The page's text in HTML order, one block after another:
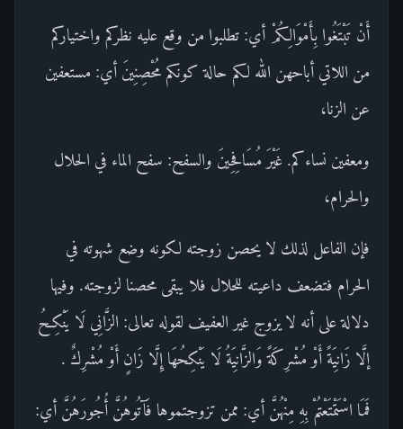
أَنْ تَبْتَغُوا بِأَمْوَالِكُمْ أي: تطلبوا من وقع عليه نظركم واختياركم
من اللاتي أباحهن الله لكم حالة كونكم مُحْصِنِينَ أي: مستعفين
عن الزنا،
ومعفين نساءكم. غَيْرَ مُسَافِحِينَ والسفح: سفح الماء في الحلال
والحرام،
فإن الفاعل لذلك لا يحصن زوجته لكونه وضع شهوته في
الحرام فتضعف داعيته للحلال فلا يبقى محصنا لزوجته. وفيها
دلالة على أنه لا يزوج غير العفيف لقوله تعالى: الزَّانِي لَا يَنْكِحُ
إلَّا زَانِيَةً أَوْ مُشْرِكَةً وَالزَّانِيَةُ لَا يَنْكِحُهَا إِلَّا زَانٍ أَوْ مُشْرِكٌ .
فَمَا اسْتَمْتَعْتُمْ بِهِ مِنْهُنَّ أي: ممن تزوجتموها فَآتُوهُنَّ أُجُورَهُنَّ أي: